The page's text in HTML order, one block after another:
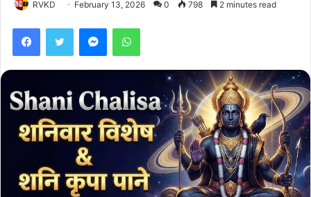
RVKD February 13, 2026 0 798 2 minutes read
FacebookTwitter MessengerWhatsApp